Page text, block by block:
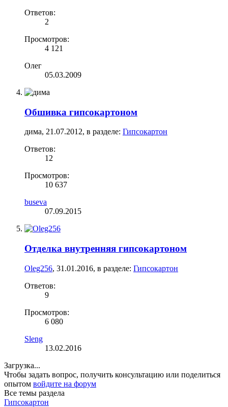
Ответов:
2
Просмотров:
4 121
Олег
05.03.2009
Обшивка гипсокартоном
дима, 21.07.2012, в разделе: Гипсокартон
Ответов:
12
Просмотров:
10 637
buseva
07.09.2015
Отделка внутренняя гипсокартоном
Oleg256, 31.01.2016, в разделе: Гипсокартон
Ответов:
9
Просмотров:
6 080
Sleng
13.02.2016
Загрузка...
Чтобы задать вопрос, получить консультацию или поделиться
опытом войдите на форум
Все темы раздела
Гипсокартон